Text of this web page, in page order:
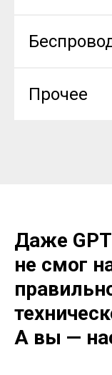
Прочее
Даже
не смог
А вы —